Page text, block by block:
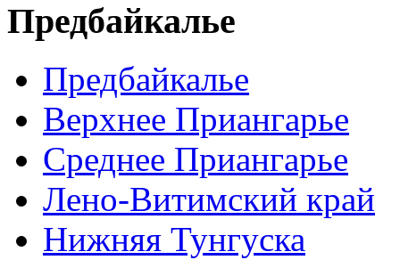
Предбайкалье
Предбайкалье
Верхнее Приангарье
Среднее Приангарье
Лено-Витимский край
Нижняя Тунгуска